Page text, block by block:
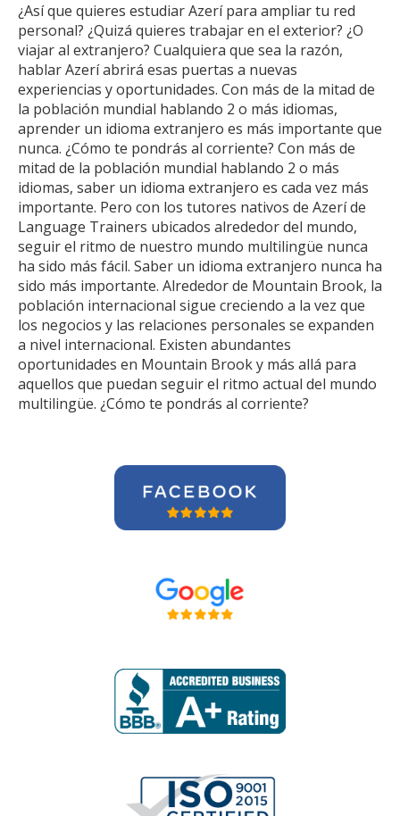
¿Así que quieres estudiar Azerí para ampliar tu red
personal? ¿Quizá quieres trabajar en el exterior? ¿O
viajar al extranjero? Cualquiera que sea la razón,
hablar Azerí abrirá esas puertas a nuevas
experiencias y oportunidades. Con más de la mitad de
la población mundial hablando 2 o más idiomas,
aprender un idioma extranjero es más importante que
nunca. ¿Cómo te pondrás al corriente? Con más de
mitad de la población mundial hablando 2 o más
idiomas, saber un idioma extranjero es cada vez más
importante. Pero con los tutores nativos de Azerí de
Language Trainers ubicados alrededor del mundo,
seguir el ritmo de nuestro mundo multilingüe nunca
ha sido más fácil. Saber un idioma extranjero nunca ha
sido más importante. Alrededor de Mountain Brook, la
población internacional sigue creciendo a la vez que
los negocios y las relaciones personales se expanden
a nivel internacional. Existen abundantes
oportunidades en Mountain Brook y más allá para
aquellos que puedan seguir el ritmo actual del mundo
multilingüe. ¿Cómo te pondrás al corriente?